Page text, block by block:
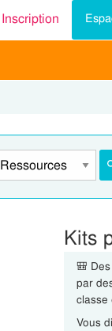
Inscription
Kits
🎒
par
classe
Vous